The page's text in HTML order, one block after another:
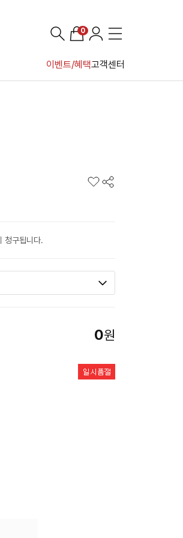
이벤트/혜택고객센터
0
구됩니다.
0원